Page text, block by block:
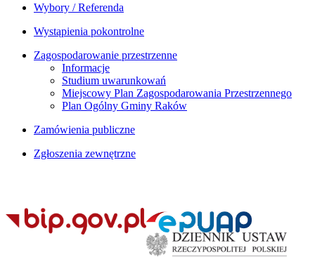
Wybory / Referenda
Wystąpienia pokontrolne
Zagospodarowanie przestrzenne
Informacje
Studium uwarunkowań
Miejscowy Plan Zagospodarowania Przestrzennego
Plan Ogólny Gminy Raków
Zamówienia publiczne
Zgłoszenia zewnętrzne